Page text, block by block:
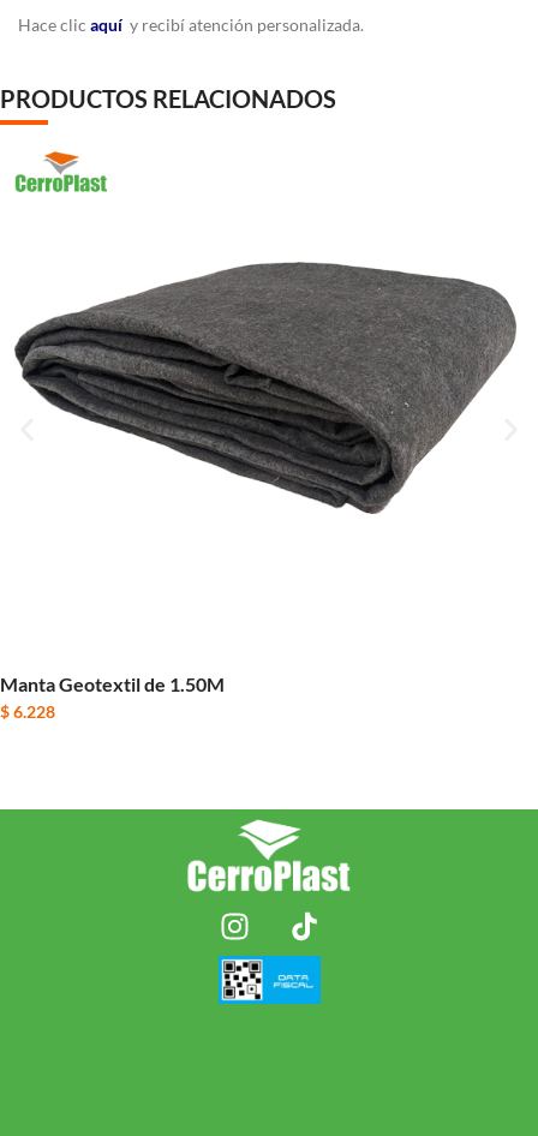
Hace clic aquí y recibí atención personalizada.
PRODUCTOS RELACIONADOS
Manta Geotextil de 1.50M
$6.228